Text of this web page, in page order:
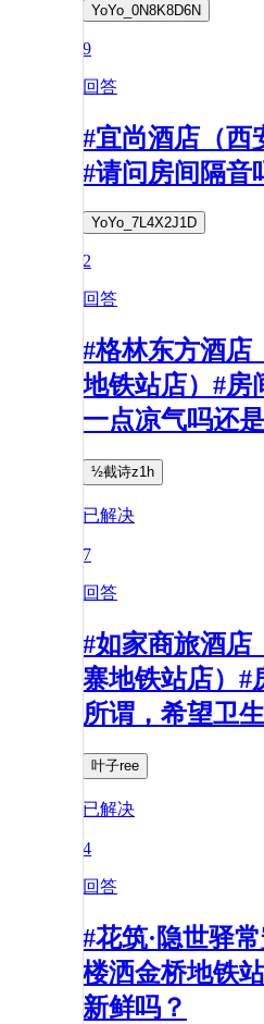
YoYo_0N8K8D6N
9
回答
#宜尚酒店（西
#请问房间隔音
YoYo_7L4X2J1D
2
回答
#格林东方酒店
地铁站店）#房
一点凉气吗还
½截诗z1h
已解决
7
回答
#如家商旅酒店
寨地铁站店）#
所谓，希望卫
叶子ree
已解决
4
回答
#花筑·隐世驿
楼洒金桥地铁
新鲜吗？